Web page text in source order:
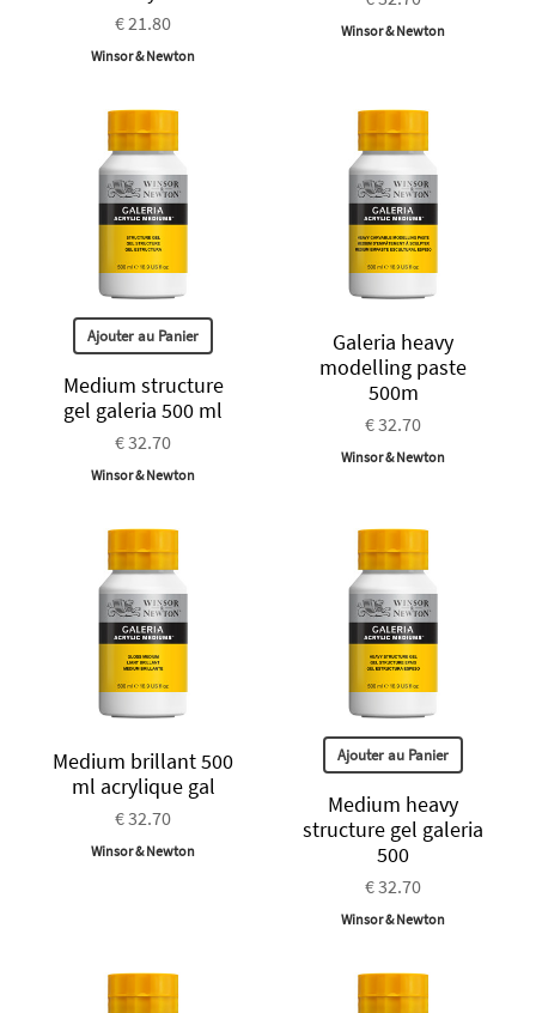
€ 21.80
Winsor & Newton
Winsor & Newton
Ajouter au Panier
Medium structure
gel galeria 500 ml
€ 32.70
Winsor & Newton
Galeria heavy
modelling paste
500m
€ 32.70
Winsor & Newton
Medium brillant 500
ml acrylique gal
€ 32.70
Winsor & Newton
Ajouter au Panier
Medium heavy
structure gel galeria
500
€ 32.70
Winsor & Newton